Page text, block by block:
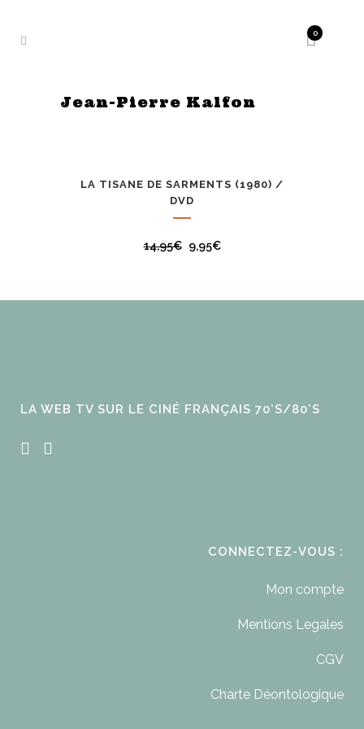
0
Jean-Pierre Kalfon
LA TISANE DE SARMENTS (1980) /
DVD
14,95€ 9,95€
LA WEB TV SUR LE CINÉ FRANÇAIS 70’S/80’S
CONNECTEZ-VOUS :
Mon compte
Mentions Legales
CGV
Charte Déontologique